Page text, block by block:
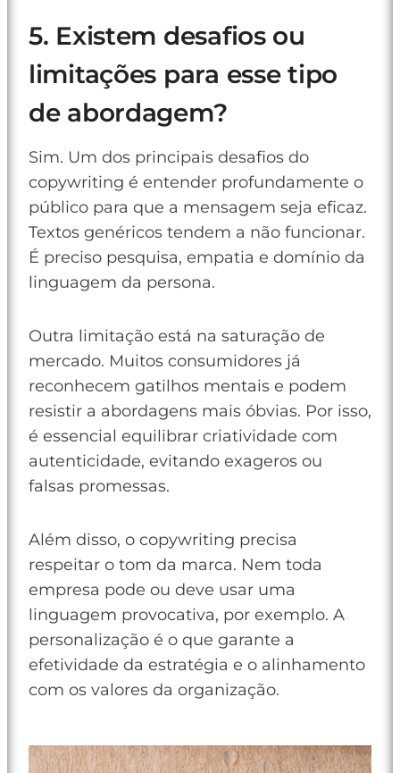
5. Existem desafios ou
limitações para esse tipo
de abordagem?
Sim. Um dos principais desafios do
copywriting é entender profundamente o
público para que a mensagem seja eficaz.
Textos genéricos tendem a não funcionar.
É preciso pesquisa, empatia e domínio da
linguagem da persona.
Outra limitação está na saturação de
mercado. Muitos consumidores já
reconhecem gatilhos mentais e podem
resistir a abordagens mais óbvias. Por isso,
é essencial equilibrar criatividade com
autenticidade, evitando exageros ou
falsas promessas.
Além disso, o copywriting precisa
respeitar o tom da marca. Nem toda
empresa pode ou deve usar uma
linguagem provocativa, por exemplo. A
personalização é o que garante a
efetividade da estratégia e o alinhamento
com os valores da organização.